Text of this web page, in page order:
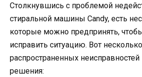
Столкнувшись с проблемой
стиральной машины Candy, есть
которые можно предпринять,
исправить ситуацию. Вот
распространенных
решения: